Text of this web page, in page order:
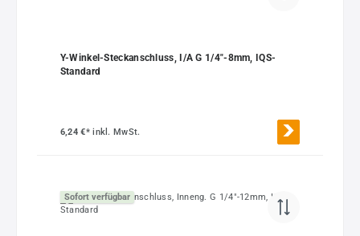
Y-Winkel-Steckanschluss, I/A G 1/4"-8mm, IQS-
Standard
6,24 €*inkl. MwSt.
Sofort verfügbar